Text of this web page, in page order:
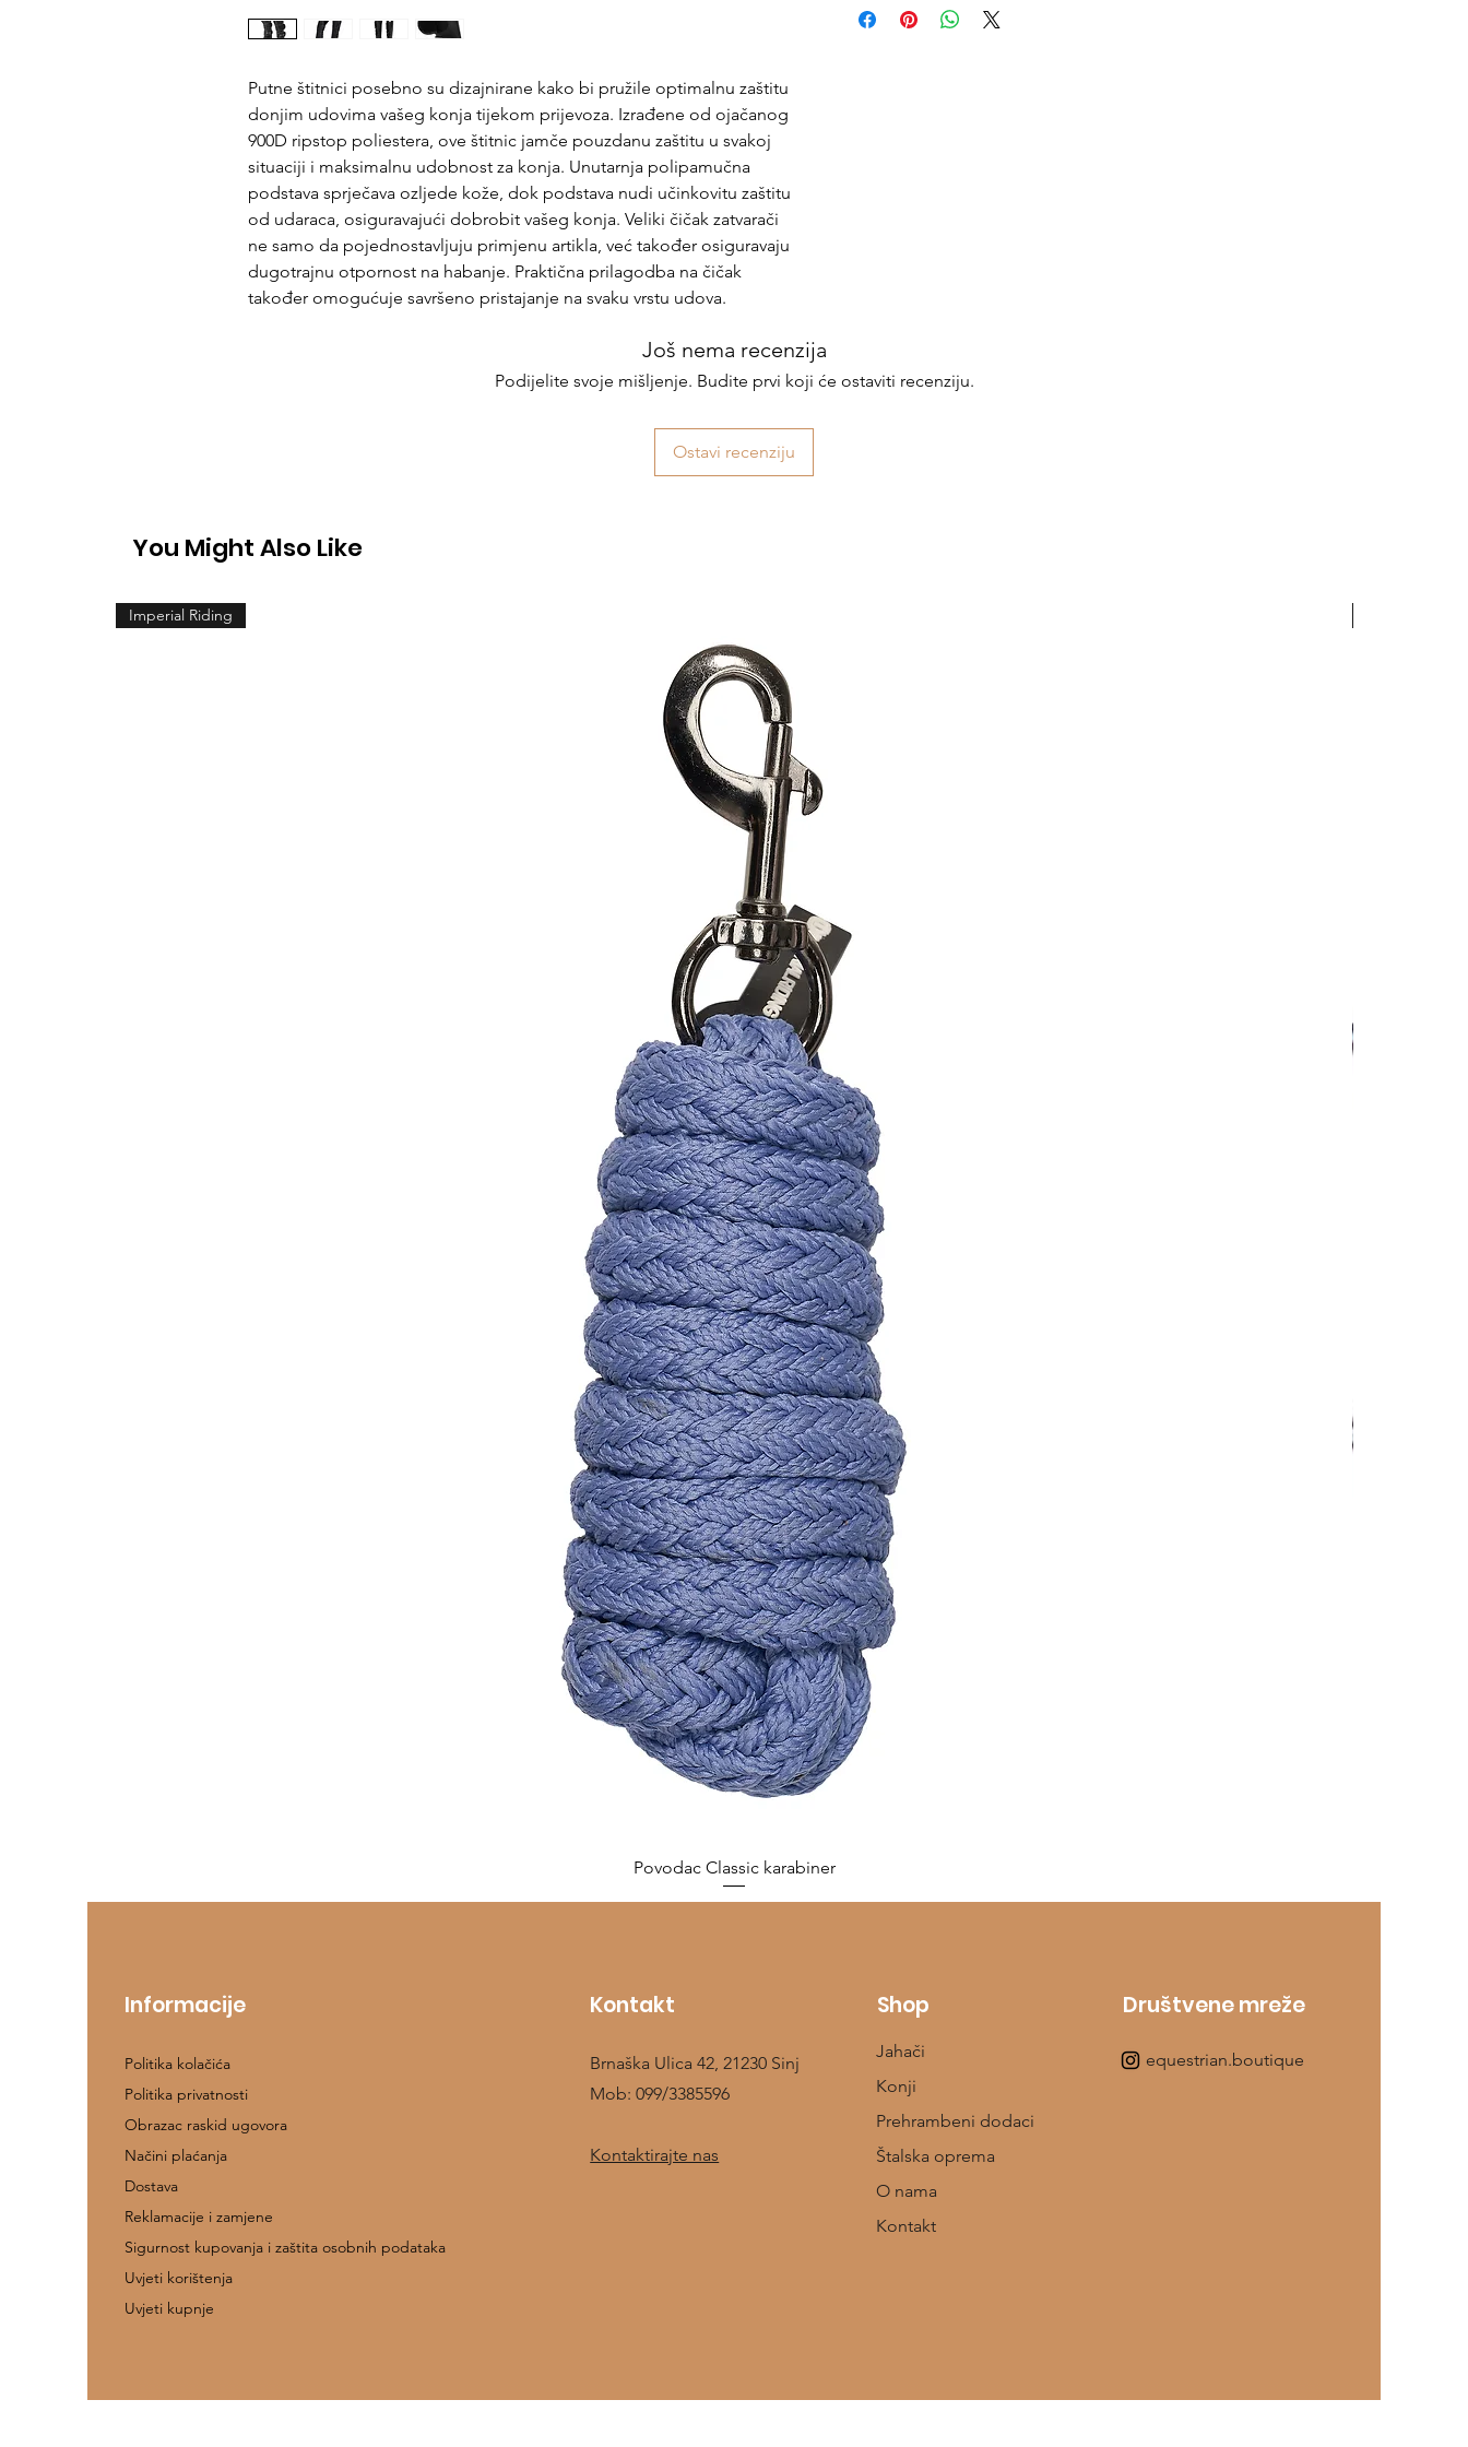
Putne štitnici posebno su dizajnirane kako bi pružile optimalnu zaštitu
donjim udovima vašeg konja tijekom prijevoza. Izrađene od ojačanog
900D ripstop poliestera, ove štitnic jamče pouzdanu zaštitu u svakoj
situaciji i maksimalnu udobnost za konja. Unutarnja polipamučna
podstava sprječava ozljede kože, dok podstava nudi učinkovitu zaštitu
od udaraca, osiguravajući dobrobit vašeg konja. Veliki čičak zatvarači
ne samo da pojednostavljuju primjenu artikla, već također osiguravaju
dugotrajnu otpornost na habanje. Praktična prilagodba na čičak
također omogućuje savršeno pristajanje na svaku vrstu udova.
Još nema recenzija
Podijelite svoje mišljenje. Budite prvi koji će ostaviti recenziju.
Ostavi recenziju
You Might Also Like
Imperial Riding
Povodac Classic karabiner
Cijena
10,00 €
Informacije
Politika kolačića
Politika privatnosti
Obrazac raskid ugovora
Načini plaćanja
Dostava
Reklamacije i zamjene
Sigurnost kupovanja i zaštita osobnih podataka
Uvjeti korištenja
Uvjeti kupnje
Kontakt
Brnaška Ulica 42, 21230 Sinj
Mob:099/3385596
Kontaktirajte nas
Shop
Jahači
Konji
Prehrambeni dodaci
Štalska oprema
O nama
Kontakt
Društvene mreže
equestrian.boutique